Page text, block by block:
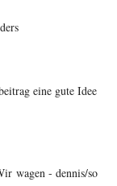
eine gute Idee
wagen - dennis/so